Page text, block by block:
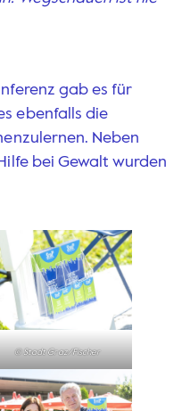
gab es für
ebenfalls die
Neben
bei Gewalt wurden
© Stadt Graz/Fischer